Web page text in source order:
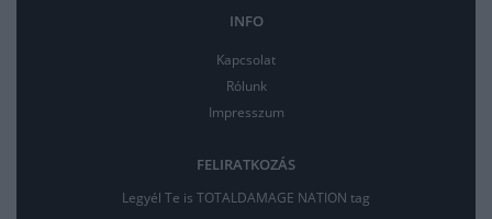
INFO
Kapcsolat
Rólunk
Impresszum
FELIRATKOZÁS
Legyél Te is TOTALDAMAGE NATION tag